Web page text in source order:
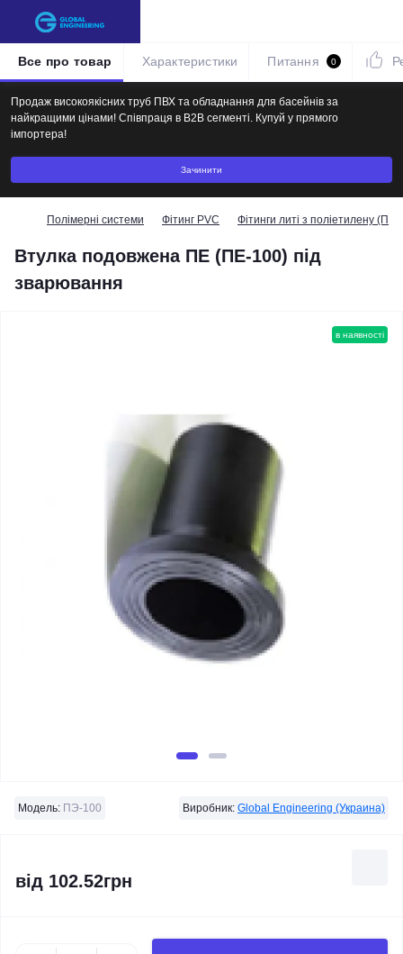
Продаж високоякісних труб ПВХ та обладнання для басейнів за
найкращими цінами! Співпраця в B2B сегменті. Купуй у прямого
імпортера!
Зачинити
Полімерні системи Фітинг PVC Фітинги литі з поліетилену
Втулка подовжена ПЕ (ПЕ-100) під
зварювання
Все про товар Характеристики Питання 0
в наявності
Модель: ПЭ-100 Виробник: Global Engineering (Украина)
від 102.52грн